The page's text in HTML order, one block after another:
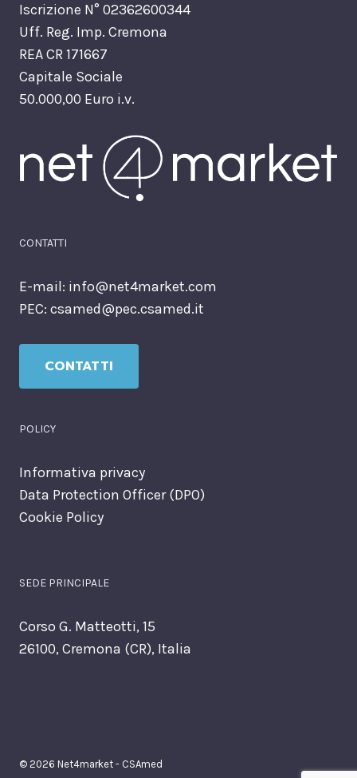
Iscrizione N° 02362600344
Uff. Reg. Imp. Cremona
REA CR 171667
Capitale Sociale
50.000,00 Euro i.v.
CONTATTI
E-mail: info@net4market.com
PEC: csamed@pec.csamed.it
CONTATTI
POLICY
Informativa privacy
Data Protection Officer (DPO)
Cookie Policy
SEDE PRINCIPALE
Corso G. Matteotti, 15
26100, Cremona (CR), Italia
© 2026 Net4market - CSAmed